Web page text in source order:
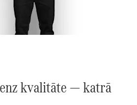
kvalitāte — katrā